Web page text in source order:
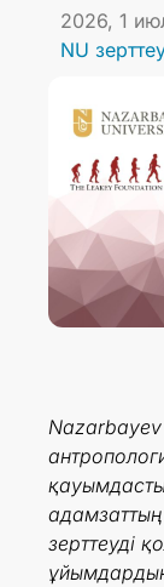
2026, 1
NU
Nazarbayev
зерттеуді